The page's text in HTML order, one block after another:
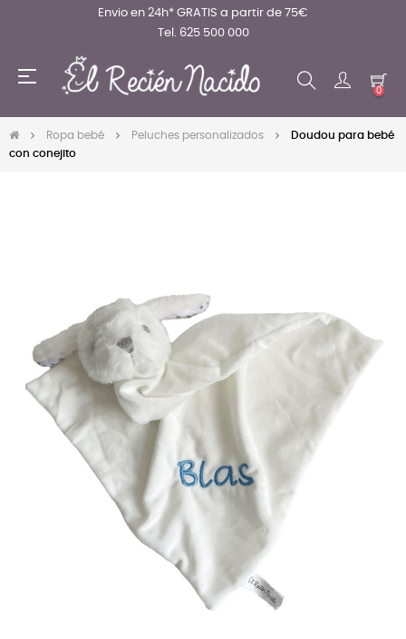
Envio en 24h* GRATIS a partir de 75€
Tel. 625 500 000
Navegación
☰
0
Ropa bebé Peluches personalizados
Doudou para bebé
con conejito